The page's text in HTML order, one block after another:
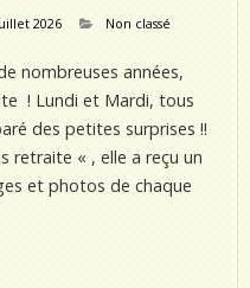
2026 Non classé
nombreuses années,
! Lundi et Mardi, tous
des petites surprises !!
retraite « , elle a reçu un
et photos de chaque